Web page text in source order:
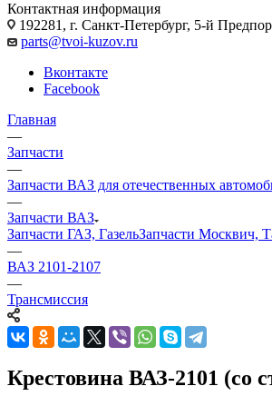
Контактная информация
192281, г. Санкт-Петербург, 5-й
parts@tvoi-kuzov.ru
Вконтакте
Facebook
Главная
—
Запчасти
—
Запчасти ВАЗ для отечественных
—
Запчасти ВАЗ
Запчасти ГАЗ, ГазельЗапчасти Москвич,
—
ВАЗ 2101-2107
—
Трансмиссия
Крестовина ВАЗ-2101 (со